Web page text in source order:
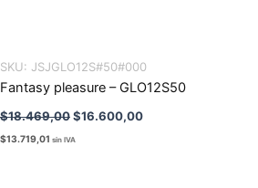
SKU: JSJGLO12S#50#000
Fantasy pleasure – GLO12S50
$18.469,00$16.600,00
$13.719,01 sin IVA